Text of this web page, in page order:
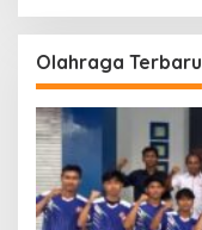
Olahraga Terbaru